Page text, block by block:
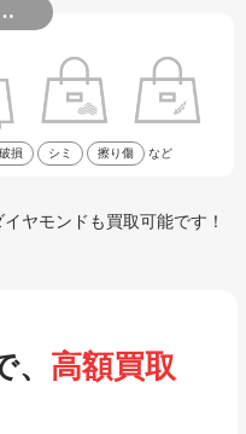
破損 シミ 擦り傷 など
ヤモンドも買取可能です！
高額買取